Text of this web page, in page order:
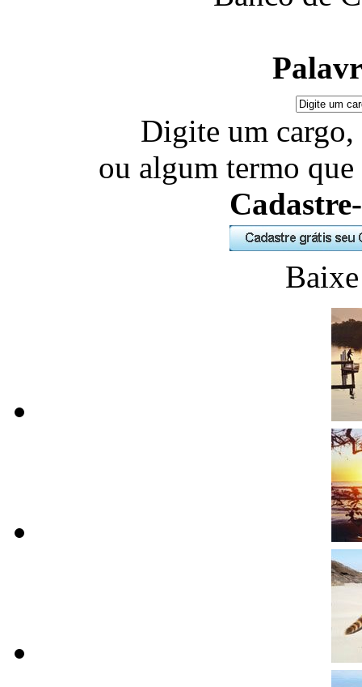
Digite um cargo,
ou algum termo que